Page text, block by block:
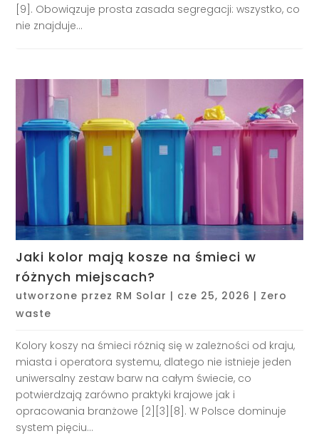
[9]. Obowiązuje prosta zasada segregacji: wszystko, co
nie znajduje...
Jaki kolor mają kosze na śmieci w
różnych miejscach?
utworzone przez RM Solar | cze 25, 2026 | Zero
waste
Kolory koszy na śmieci różnią się w zależności od kraju,
miasta i operatora systemu, dlatego nie istnieje jeden
uniwersalny zestaw barw na całym świecie, co
potwierdzają zarówno praktyki krajowe jak i
opracowania branżowe [2][3][8]. W Polsce dominuje
system pięciu...